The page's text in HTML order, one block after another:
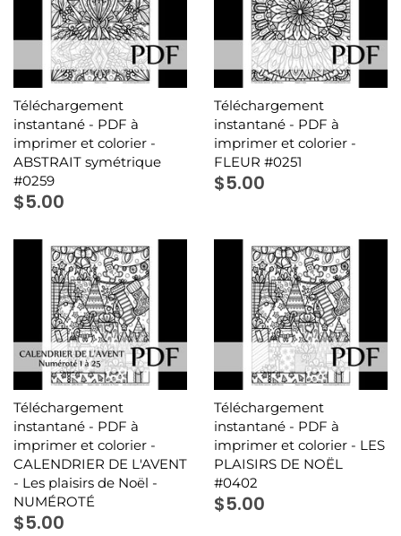
Téléchargement
instantané - PDF à
imprimer et colorier -
ABSTRAIT symétrique
#0259
$5.00
Téléchargement
instantané - PDF à
imprimer et colorier -
FLEUR #0251
$5.00
Téléchargement
instantané - PDF à
imprimer et colorier -
CALENDRIER DE L'AVENT
- Les plaisirs de Noël -
NUMÉROTÉ
$5.00
Téléchargement
instantané - PDF à
imprimer et colorier - LES
PLAISIRS DE NOËL
#0402
$5.00